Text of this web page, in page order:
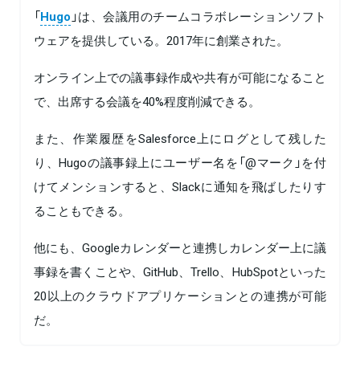
「Hugo 」は、会議用のチームコラボレーションソフト
ウェアを提供している。2017年に創業された。
オンライン上での議事録作成や共有が可能になること
で、出席する会議を40%程度削減できる。
また、作業履歴をSalesforce上にログとして残した
り、Hugoの議事録上にユーザー名を「@マーク」を付
けてメンションすると、Slackに通知を飛ばしたりす
ることもできる。
他にも、Googleカレンダーと連携しカレンダー上に議
事録を書くことや、GitHub、Trello、HubSpotといった
20以上のクラウドアプリケーションとの連携が可能
だ。